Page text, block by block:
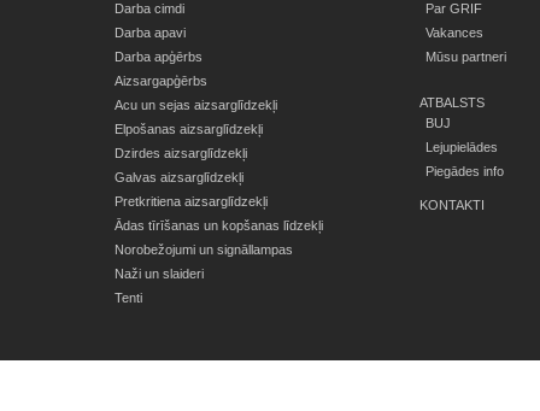
Darba cimdi
Darba apavi
Darba apģērbs
Aizsargapģērbs
Acu un sejas aizsarglīdzekļi
Elpošanas aizsarglīdzekļi
Dzirdes aizsarglīdzekļi
Galvas aizsarglīdzekļi
Pretkritiena aizsarglīdzekļi
Ādas tīrīšanas un kopšanas līdzekļi
Norobežojumi un signāllampas
Naži un slaideri
Tenti
Par GRIF
Vakances
Mūsu partneri
ATBALSTS
BUJ
Lejupielādes
Piegādes info
KONTAKTI